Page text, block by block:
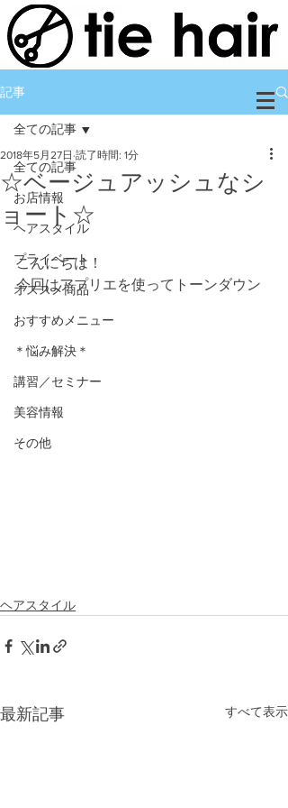
記事
全ての記事
お店情報
ヘアスタイル
プライベート
オススメ商品
おすすめメニュー
＊悩み解決＊
講習／セミナー
美容情報
その他
全ての記事
☆ベージュアッシュなシ
ョート☆
2018年5月27日 読了時間: 1分
こんにちは！
今回はアプリエを使ってトーンダウン
ヘアスタイル
最新記事 すべて表示